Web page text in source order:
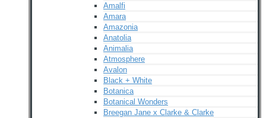
Amalfi
Amara
Amazonia
Anatolia
Animalia
Atmosphere
Avalon
Black + White
Botanica
Botanical Wonders
Breegan Jane x Clarke & Clarke